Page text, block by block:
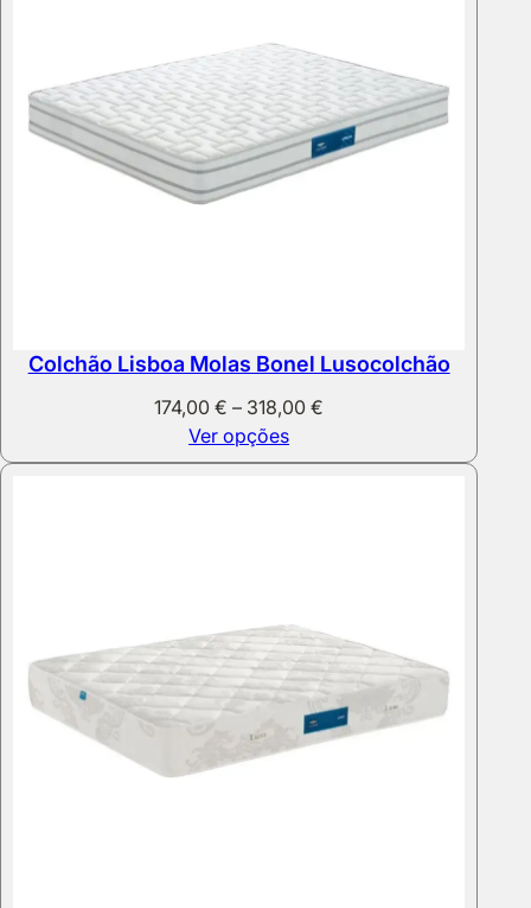
Colchão Lisboa Molas Bonel Lusocolchão
174,00€ – 318,00€
174,00 €
Ver opções